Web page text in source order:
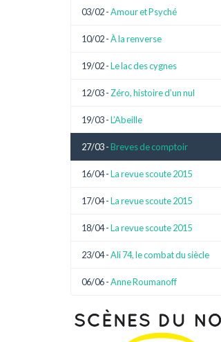
03/02 -Amour et Psyché
10/02 -À la renverse
19/02 -Le lac des cygnes
12/03 - Zéro, histoire d’un nul
19/03 -L’Abeille
27/03 - Breves de comptoir
16/04 -La revue scoute 2015
17/04 -La revue scoute 2015
18/04 -La revue scoute 2015
23/04 -Ali 74, le combat du siècle
06/06 -Anne Roumanoff